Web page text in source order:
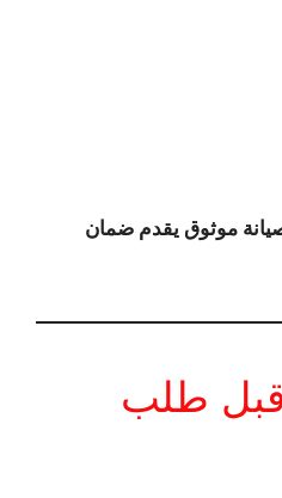
موثوق يقدم ضمان
طلب